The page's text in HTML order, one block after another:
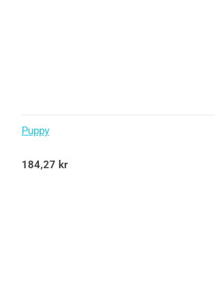
Puppy
Betygsatt
5.00
184,27 kr